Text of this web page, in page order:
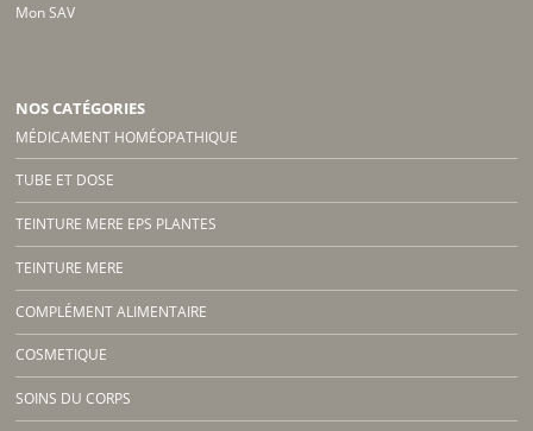
Mon SAV
NOS CATÉGORIES
MÉDICAMENT HOMÉOPATHIQUE
TUBE ET DOSE
TEINTURE MERE EPS PLANTES
TEINTURE MERE
COMPLÉMENT ALIMENTAIRE
COSMETIQUE
SOINS DU CORPS